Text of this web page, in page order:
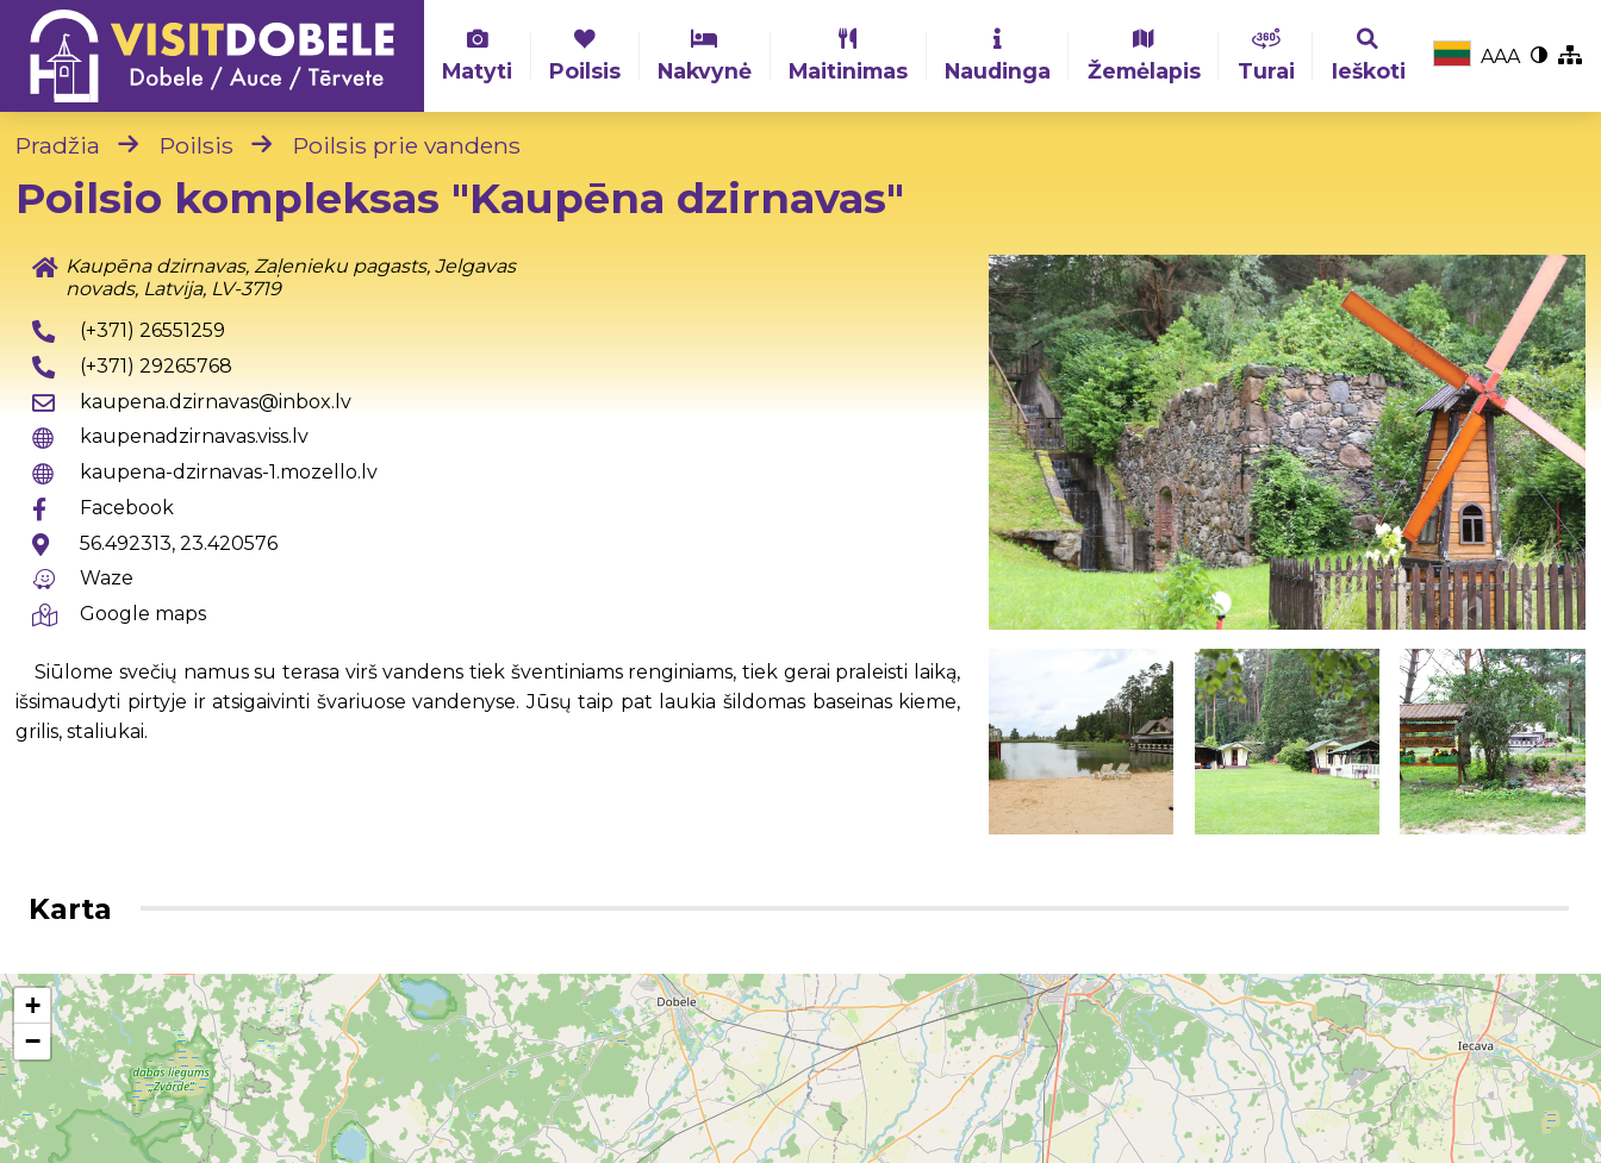
Matyti Poilsis Nakvynė Maitinimas Naudinga Žemėlapis Turai Ieškoti
AAA
Pradžia Poilsis Poilsis prie vandens
Poilsio kompleksas "Kaupēna dzirnavas"
Kaupēna dzirnavas, Zaļenieku pagasts, Jelgavas
novads, Latvija, LV-3719
(+371) 26551259
(+371) 29265768
kaupena.dzirnavas@inbox.lv
kaupenadzirnavas.viss.lv
kaupena-dzirnavas-1.mozello.lv
Facebook
56.492313, 23.420576
Waze
Google maps
Siūlome svečių namus su terasa virš vandens tiek šventiniams renginiams, tiek gerai praleisti laiką,
išsimaudyti pirtyje ir atsigaivinti švariuose vandenyse. Jūsų taip pat laukia šildomas baseinas kieme,
grilis, staliukai.
Karta
+
−